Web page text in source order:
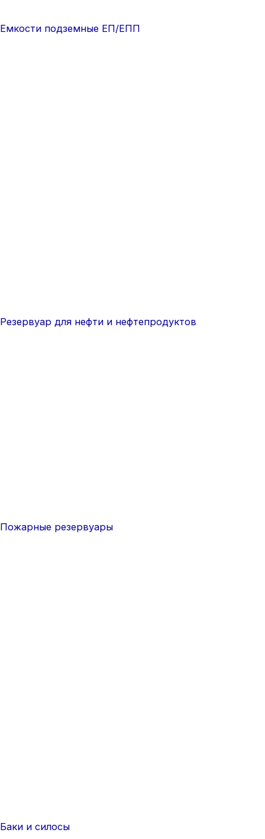
Емкости подземные ЕП/ЕПП
Резервуар для нефти и нефтепродуктов
Пожарные резервуары
Баки и силосы